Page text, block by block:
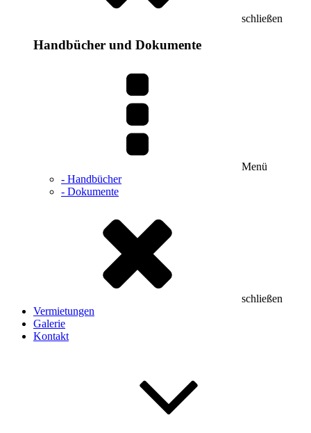
schließen
Handbücher und Dokumente
Menü
- Handbücher
- Dokumente
schließen
Vermietungen
Galerie
Kontakt